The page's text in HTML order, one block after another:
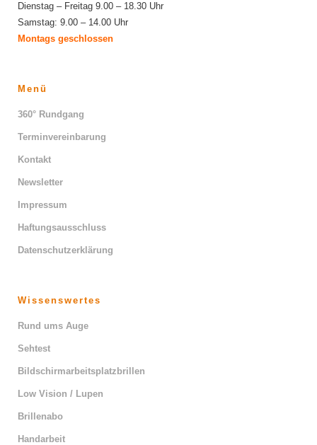
Dienstag – Freitag 9.00 – 18.30 Uhr
Samstag: 9.00 – 14.00 Uhr
Montags geschlossen
Menü
360° Rundgang
Terminvereinbarung
Kontakt
Newsletter
Impressum
Haftungsausschluss
Datenschutzerklärung
Wissenswertes
Rund ums Auge
Sehtest
Bildschirmarbeitsplatzbrillen
Low Vision / Lupen
Brillenabo
Handarbeit